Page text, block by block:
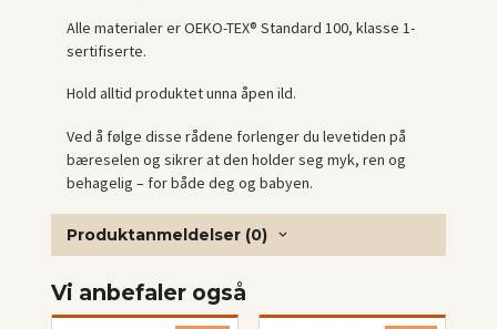
Alle materialer er OEKO-TEX® Standard 100, klasse 1-
sertifiserte.
Hold alltid produktet unna åpen ild.
Ved å følge disse rådene forlenger du levetiden på
bæreselen og sikrer at den holder seg myk, ren og
behagelig – for både deg og babyen.
Produktanmeldelser (0)
Vi anbefaler også